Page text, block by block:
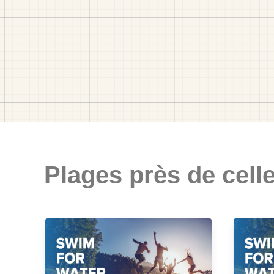
Plages près de